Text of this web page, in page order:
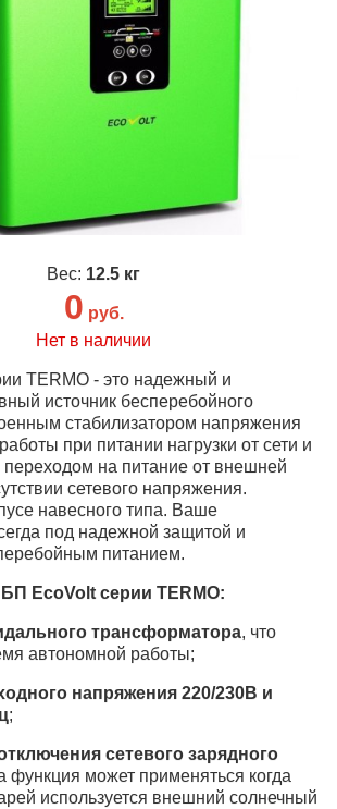
Вес: 12.5 кг
0 руб.
Нет в наличии
TERMO - это надежный и
источник бесперебойного
стабилизатором напряжения
при питании нагрузки от сети и
переходом на питание от внешней
сетевого напряжения.
навесного типа. Ваше
под надежной защитой и
питанием.
EcoVolt серии TERMO:
трансформатора, что
автономной работы;
напряжения 220/230В и
;
сетевого зарядного
функция может применяться когда
используется внешний солнечный